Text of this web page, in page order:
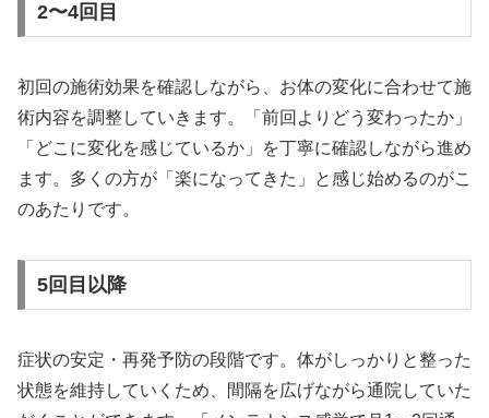
2〜4回目
初回の施術効果を確認しながら、お体の変化に合わせて施
術内容を調整していきます。「前回よりどう変わったか」
「どこに変化を感じているか」を丁寧に確認しながら進め
ます。多くの方が「楽になってきた」と感じ始めるのがこ
のあたりです。
5回目以降
症状の安定・再発予防の段階です。体がしっかりと整った
状態を維持していくため、間隔を広げながら通院していた